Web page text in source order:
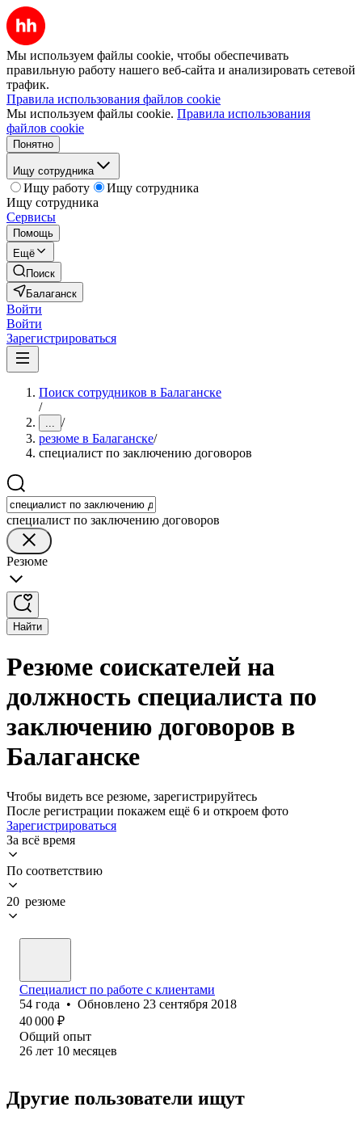
Мы используем файлы cookie, чтобы обеспечивать
правильную работу нашего веб-сайта и анализировать сетевой
трафик.
Правила использования файлов cookie
Мы используем файлы cookie. Правила использования
файлов cookie
Понятно
Ищу сотрудника
Ищу работу
Ищу сотрудника
Ищу сотрудника
Сервисы
Помощь
Ещё
Поиск
Балаганск
Войти
Войти
Зарегистрироваться
Поиск сотрудников в Балаганске
/
... /
резюме в Балаганске/
специалист по заключению договоров
специалист по заключению договоров
Резюме
Найти
Резюме соискателей на
должность специалиста по
заключению договоров в
Балаганске
Чтобы видеть все резюме, зарегистрируйтесь
После регистрации покажем ещё 6 и откроем фото
Зарегистрироваться
За всё время
По соответствию
20 резюме
Специалист по работе с клиентами
54 года • Обновлено 23 сентября 2018
40 000 ₽
Общий опыт
26 лет 10 месяцев
Другие пользователи ищут